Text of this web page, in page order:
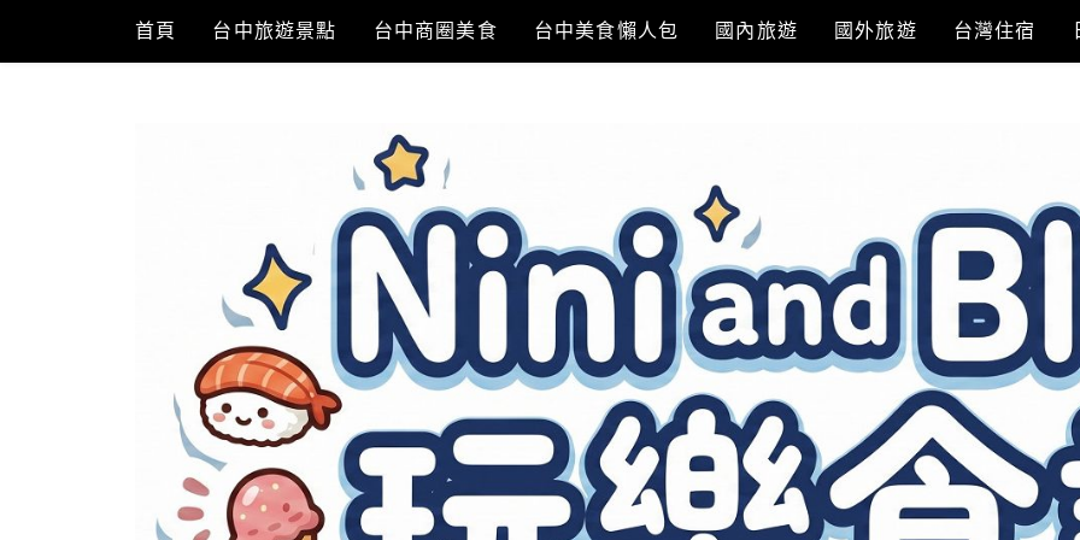
content
首頁 台中旅遊景點 台中商圈美食 台中美食懶人包 國內旅遊 國外旅遊 台灣住宿